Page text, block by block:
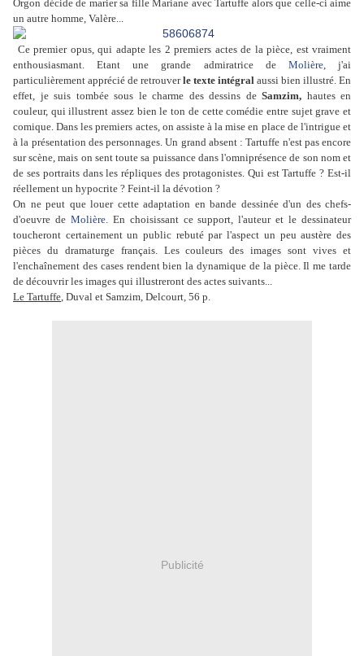
Orgon décide de marier sa fille Mariane avec Tartuffe alors que celle-ci aime
un autre homme, Valère...
Ce premier opus, qui adapte les 2 premiers actes de la pièce, est vraiment
enthousiasmant. Etant une grande admiratrice de Molière,j'ai
particulièrement apprécié de retrouverle texte intégral aussi bien illustré. En
effet, je suis tombée sous le charme des dessins de Samzim, hautes en
couleur, qui illustrent assez bien le ton de cette comédie entre sujet grave et
comique. Dans les premiers actes, on assiste à la mise en place de l'intrigue et
à la présentation des personnages. Un grand absent : Tartuffe n'est pas encore
sur scène, mais on sent toute sa puissance dans l'omniprésence de son nom et
de ses portraits dans les répliques des protagonistes. Qui est Tartuffe ? Est-il
réellement un hypocrite ? Feint-il la dévotion ?
On ne peut que louer cette adaptation en bande dessinée d'un des chefs-
d'oeuvre deMolière. En choisissant ce support, l'auteur et le dessinateur
toucheront certainement un public rebuté par l'aspect un peu austère des
pièces du dramaturge français. Les couleurs des images sont vives et
l'enchaînement des cases rendent bien la dynamique de la pièce. Il me tarde
de découvrir les images qui illustreront des actes suivants...
Le Tartuffe, Duval et Samzim, Delcourt, 56 p.
Publicité